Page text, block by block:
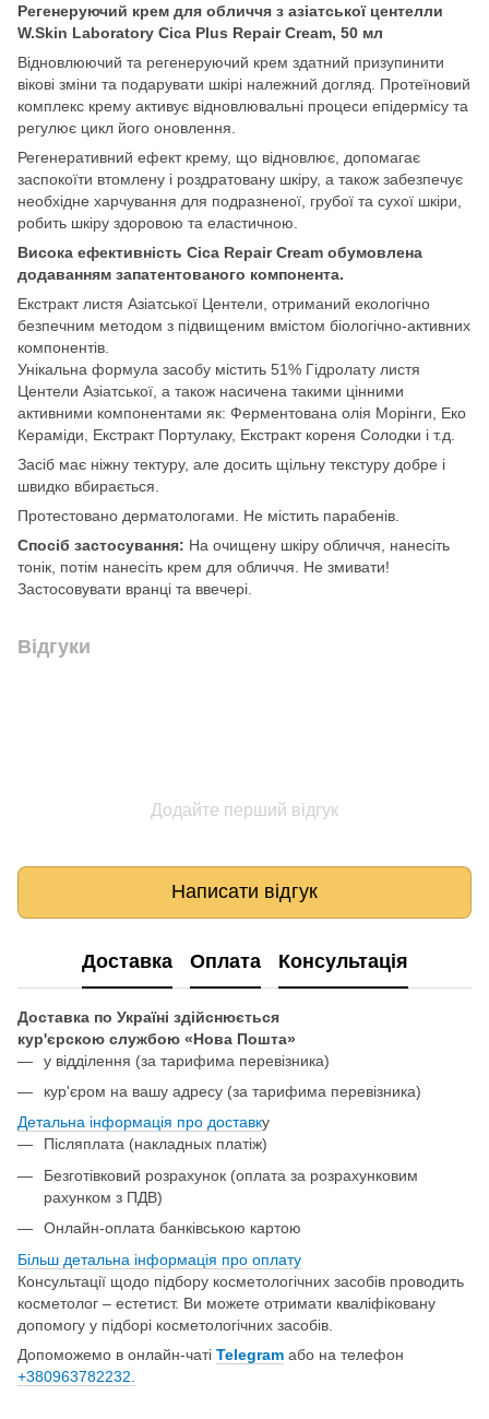
Регенеруючий крем для обличчя з азіатської центелли
W.Skin Laboratory Cica Plus Repair Cream, 50 мл
Відновлюючий та регенеруючий крем здатний призупинити
вікові зміни та подарувати шкірі належний догляд. Протеїновий
комплекс крему активує відновлювальні процеси епідермісу та
регулює цикл його оновлення.
Регенеративний ефект крему, що відновлює, допомагає
заспокоїти втомлену і роздратовану шкіру, а також забезпечує
необхідне харчування для подразненої, грубої та сухої шкіри,
робить шкіру здоровою та еластичною.
Висока ефективність Cica Repair Cream обумовлена
додаванням запатентованого компонента.
Екстракт листя Азіатської Центели, отриманий екологічно
безпечним методом з підвищеним вмістом біологічно-активних
компонентів.
Унікальна формула засобу містить 51% Гідролату листя
Центели Азіатської, а також насичена такими цінними
активними компонентами як: Ферментована олія Морінги, Еко
Кераміди, Екстракт Портулаку, Екстракт кореня Солодки і т.д.
Засіб має ніжну тектуру, але досить щільну текстуру добре і
швидко вбирається.
Протестовано дерматологами. Не містить парабенів.
Спосіб застосування: На очищену шкіру обличчя, нанесіть
тонік, потім нанесіть крем для обличчя. Не змивати!
Застосовувати вранці та ввечері.
Відгуки
Додайте перший відгук
Написати відгук
Доставка Оплата Консультація
Доставка по Україні здійснюється
кур'єрскою службою «Нова Пошта»
у відділення (за тарифима перевізника)
кур'єром на вашу адресу (за тарифима перевізника)
Детальна інформація про доставку
Післяплата (накладных платіж)
Безготівковий розрахунок (оплата за розрахунковим
рахунком з ПДВ)
Онлайн-оплата банківською картою
Більш детальна інформація про оплату
Консультації щодо підбору косметологічних засобів проводить
косметолог – естетист. Ви можете отримати кваліфіковану
допомогу у підборі косметологічних засобів.
Допоможемо в онлайн-чаті Telegram або на телефон
+380963782232.